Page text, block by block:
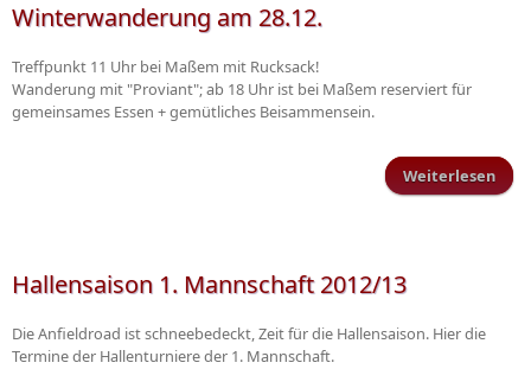
Winterwanderung am 28.12.
Treffpunkt 11 Uhr bei Maßem mit Rucksack!
Wanderung mit "Proviant"; ab 18 Uhr ist bei Maßem reserviert für
gemeinsames Essen + gemütliches Beisammensein.
Weiterlesen
Hallensaison 1. Mannschaft 2012/13
Die Anfieldroad ist schneebedeckt, Zeit für die Hallensaison. Hier die
Termine der Hallenturniere der 1. Mannschaft.